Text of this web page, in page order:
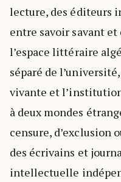
lecture, des éditeurs
entre savoir savant
l’espace littéraire
séparé de
vivante et
à deux mondes
censure, d’exclusion
des écrivains et
intellectuelle